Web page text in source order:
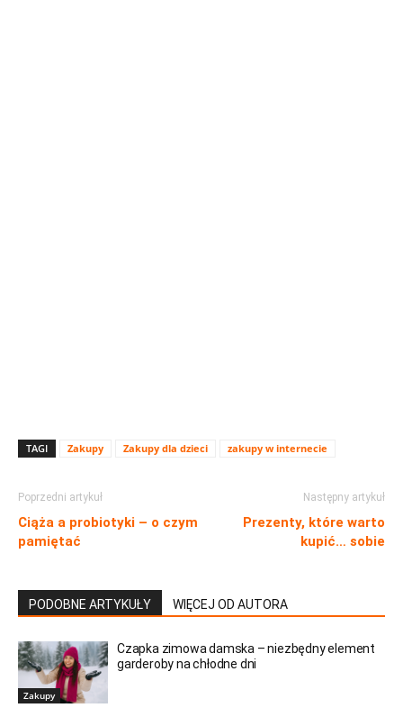
TAGI Zakupy Zakupy dla dzieci zakupy w internecie
Poprzedni artykuł
Ciąża a probiotyki – o czym
pamiętać
Następny artykuł
Prezenty, które warto
kupić… sobie
PODOBNE ARTYKUŁY WIĘCEJ OD AUTORA
Zakupy
Czapka zimowa damska – niezbędny element
garderoby na chłodne dni